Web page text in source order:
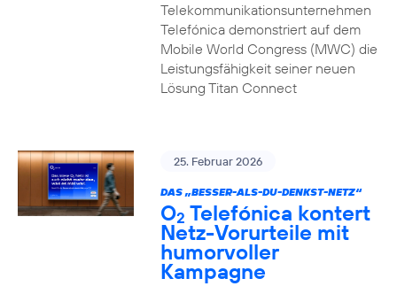
Telekommunikationsunternehmen
Telefónica demonstriert auf dem
Mobile World Congress (MWC) die
Leistungsfähigkeit seiner neuen
Lösung Titan Connect
25. Februar 2026
DAS „BESSER-ALS-DU-DENKST-NETZ“
O2 Telefónica kontert
Netz-Vorurteile mit
humorvoller
Kampagne